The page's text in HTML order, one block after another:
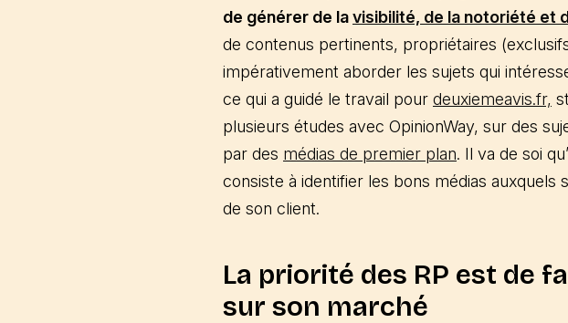
de générer de lavisibilité, de la notoriété et
de contenus pertinents, propriétaires
impérativement aborder les sujets qui
ce qui a guidé le travail pour deuxiemeavis.fr,
plusieurs études avec OpinionWay, sur des
par des médias de premier plan. Il va de soi
consiste à identifier les bons médias auxquels
de son client.
La priorité des RP est de
sur son marché